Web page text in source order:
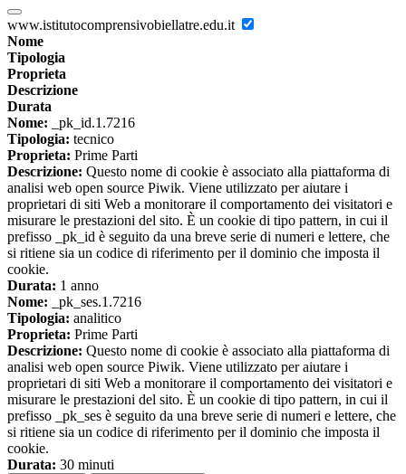
www.istitutocomprensivobiellatre.edu.it
Nome
Tipologia
Proprieta
Descrizione
Durata
Nome: _pk_id.1.7216
Tipologia: tecnico
Proprieta: Prime Parti
Descrizione: Questo nome di cookie è associato alla piattaforma di
analisi web open source Piwik. Viene utilizzato per aiutare i
proprietari di siti Web a monitorare il comportamento dei visitatori e
misurare le prestazioni del sito. È un cookie di tipo pattern, in cui il
prefisso _pk_id è seguito da una breve serie di numeri e lettere, che
si ritiene sia un codice di riferimento per il dominio che imposta il
cookie.
Durata: 1 anno
Nome: _pk_ses.1.7216
Tipologia: analitico
Proprieta: Prime Parti
Descrizione: Questo nome di cookie è associato alla piattaforma di
analisi web open source Piwik. Viene utilizzato per aiutare i
proprietari di siti Web a monitorare il comportamento dei visitatori e
misurare le prestazioni del sito. È un cookie di tipo pattern, in cui il
prefisso _pk_ses è seguito da una breve serie di numeri e lettere, che
si ritiene sia un codice di riferimento per il dominio che imposta il
cookie.
Durata: 30 minuti